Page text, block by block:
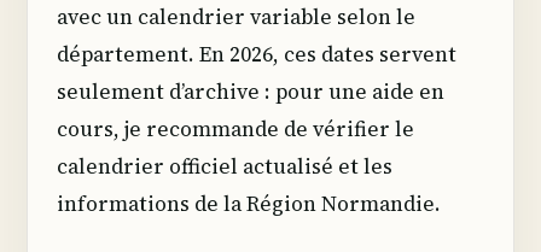
avec un calendrier variable selon le
département. En 2026, ces dates servent
seulement d’archive : pour une aide en
cours, je recommande de vérifier le
calendrier officiel actualisé et les
informations de la Région Normandie.